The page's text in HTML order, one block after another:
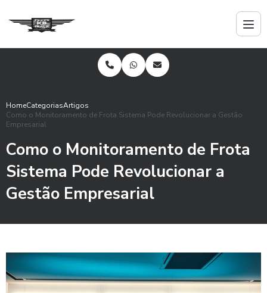
HomeCategoriasArtigos
Como o Monitoramento de Frota Sistema Pode Revolucionar a Gestão
Empresarial
Como o Monitoramento de Frota
Sistema Pode Revolucionar a
Gestão Empresarial